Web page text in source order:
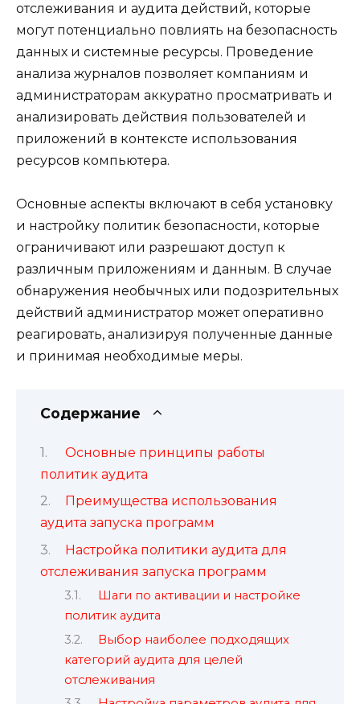
отслеживания и аудита действий, которые
могут потенциально повлиять на безопасность
данных и системные ресурсы. Проведение
анализа журналов позволяет компаниям и
администраторам аккуратно просматривать и
анализировать действия пользователей и
приложений в контексте использования
ресурсов компьютера.
Основные аспекты включают в себя установку
и настройку политик безопасности, которые
ограничивают или разрешают доступ к
различным приложениям и данным. В случае
обнаружения необычных или подозрительных
действий администратор может оперативно
реагировать, анализируя полученные данные
и принимая необходимые меры.
Содержание
Основные принципы работы
политик аудита
Преимущества использования
аудита запуска программ
Настройка политики аудита для
отслеживания запуска программ
Шаги по активации и настройке
политик аудита
Выбор наиболее подходящих
категорий аудита для целей
отслеживания